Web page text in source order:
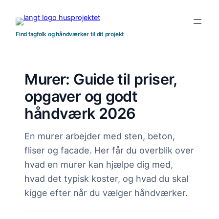
indhold
Find fagfolk og håndværker til dit projekt
Murer: Guide til priser,
opgaver og godt
håndværk 2026
En murer arbejder med sten, beton,
fliser og facade. Her får du overblik over
hvad en murer kan hjælpe dig med,
hvad det typisk koster, og hvad du skal
kigge efter når du vælger håndværker.